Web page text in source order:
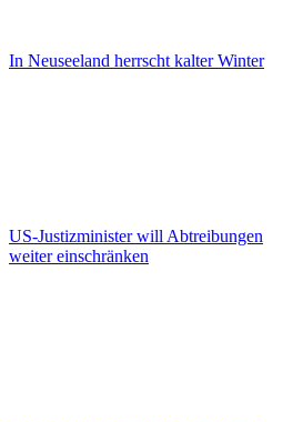
In Neuseeland herrscht kalter Winter
US-Justizminister will Abtreibungen
weiter einschränken